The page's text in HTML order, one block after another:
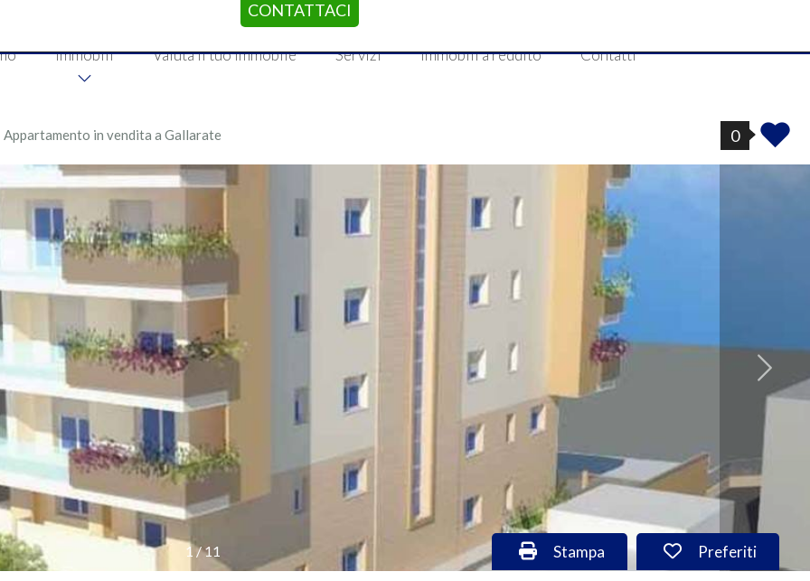
Immobili Valuta il tuo immobile Servizi Immobili a reddito Contatti
CONTATTACI
Appartamento in vendita a Gallarate 0
1 /11 Preferiti: Cod.
Preferiti
Stampa: Cod. VA/2996
Stampa